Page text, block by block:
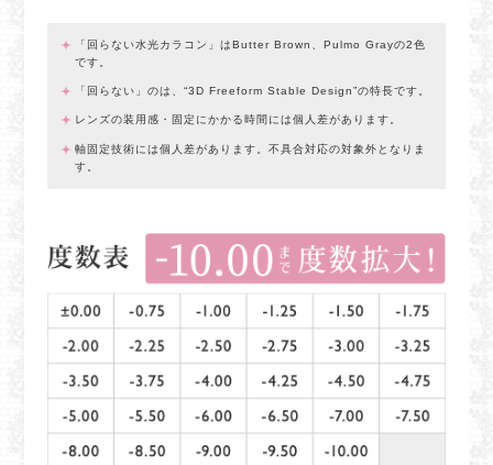
「回らない水光カラコン」はButter Brown、Pulmo Grayの2色
です。
「回らない」のは、“3D Freeform Stable Design”の特長です。
レンズの装用感・固定にかかる時間には個人差があります。
軸固定技術には個人差があります。不具合対応の対象外となりま
す。